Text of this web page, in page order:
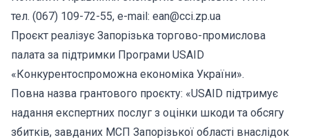
тел. (067) 109-72-55, e-mail: ean@cci.zp.ua
Проєкт реалізує Запорізька торгово-промислова
палата за підтримки Програми USAID
«Конкурентоспроможна економіка України».
Повна назва грантового проєкту: «USAID підтримує
надання експертних послуг з оцінки шкоди та обсягу
збитків, завданих МСП Запорізької області внаслідок